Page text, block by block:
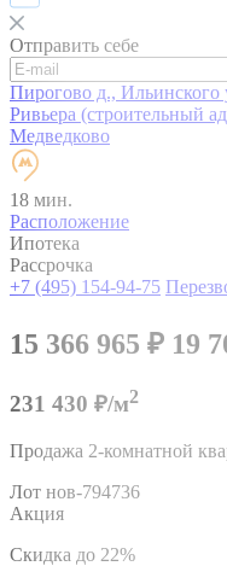
Отправить себе
Пирогово д.,
Ривьера (строительный
Медведково
18 мин.
Расположение
Ипотека
Рассрочка
+7 (495) 154-94-75
15 366 965 ₽ 19
231 430 ₽/м2
Продажа 2-комнатной
Лот нов-794736
Акция
Скидка до 22%